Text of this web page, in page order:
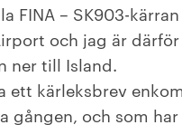
FINA – SK903-
och jag är
ner till Island.
ett kärleksbrev
gången, och som